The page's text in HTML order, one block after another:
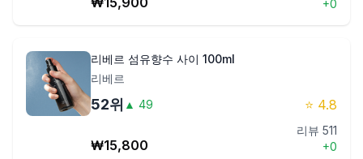
+0
리베르 섬유향수 사이 100ml
리베르
52위 ▲ 49 ⭐ 4.8
₩15,800
리뷰 511
+0